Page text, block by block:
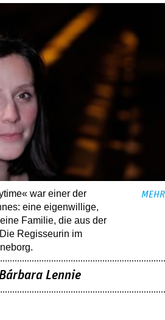
war einer der
eine eigenwillige,
­Familie, die aus der
Regisseurin im
MEHR
Lennie